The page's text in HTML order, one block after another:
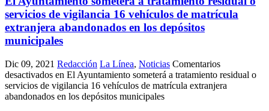
servicios de vigilancia 16 vehículos de matrícula
extranjera abandonados en los depósitos
municipales
Dic 09, 2021 Redacción La Línea, Noticias Comentarios
desactivados en El Ayuntamiento someterá a tratamiento residual o
servicios de vigilancia 16 vehículos de matrícula extranjera
abandonados en los depósitos municipales